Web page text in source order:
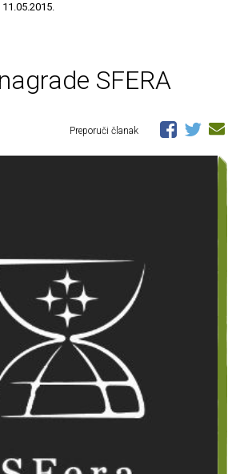
11.05.2015.
SFERA
Preporuči članak